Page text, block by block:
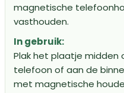
magnetische
vasthouden.
In gebruik:
Plak het plaatje midden
telefoon of aan de
met magnetische